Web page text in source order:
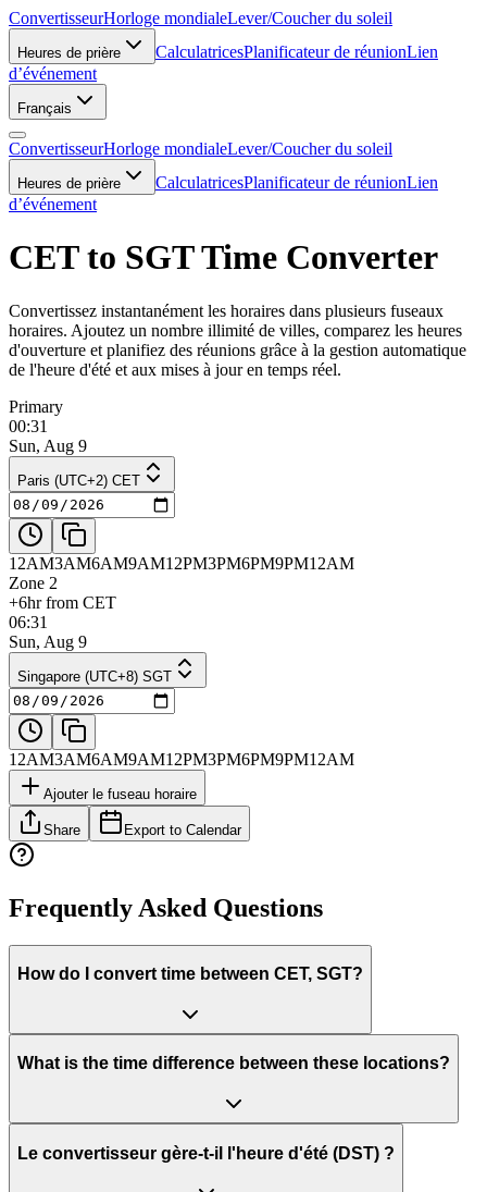
ConvertisseurHorloge mondialeLever/Coucher du soleil
Heures de prière CalculatricesPlanificateur de réunionLien
d’événement
Français
ConvertisseurHorloge mondialeLever/Coucher du soleil
Heures de prière CalculatricesPlanificateur de réunionLien
d’événement
CET to SGT Time Converter
Convertissez instantanément les horaires dans plusieurs fuseaux
horaires. Ajoutez un nombre illimité de villes, comparez les heures
d'ouverture et planifiez des réunions grâce à la gestion automatique
de l'heure d'été et aux mises à jour en temps réel.
Primary
00:31
Sun, Aug 9
Paris (UTC+2) CET
12AM3AM6AM9AM12PM3PM6PM9PM12AM
Zone 2
+6hr from CET
06:31
Sun, Aug 9
Singapore (UTC+8) SGT
12AM3AM6AM9AM12PM3PM6PM9PM12AM
Ajouter le fuseau horaire
Share Export to Calendar
Frequently Asked Questions
How do I convert time between CET, SGT?
What is the time difference between these locations?
Le convertisseur gère-t-il l'heure d'été (DST) ?